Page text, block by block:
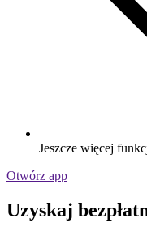
Jeszcze więcej
Otwórz app
Uzyskaj